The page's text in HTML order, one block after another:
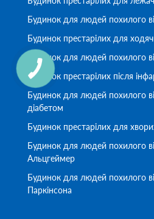
Будинок для людей похилого
Будинок престарілих для
Будинок для людей похилого
Будинок престарілих після
Будинок для людей похилого
діабетом
Будинок престарілих для
Будинок для людей похилого
Альцгеймер
Будинок для людей похилого
Паркінсона